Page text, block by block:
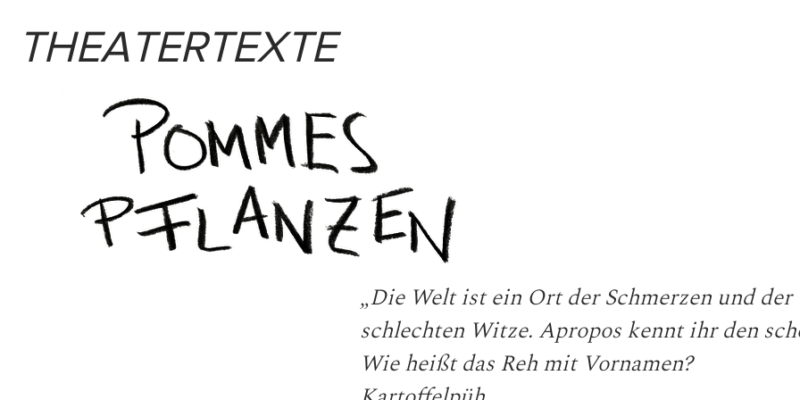
THEATERTEXTE
„Die Welt ist ein Ort der Schmerzen und der
schlechten Witze. Apropos kennt ihr den
Wie heißt das Reh mit Vornamen?